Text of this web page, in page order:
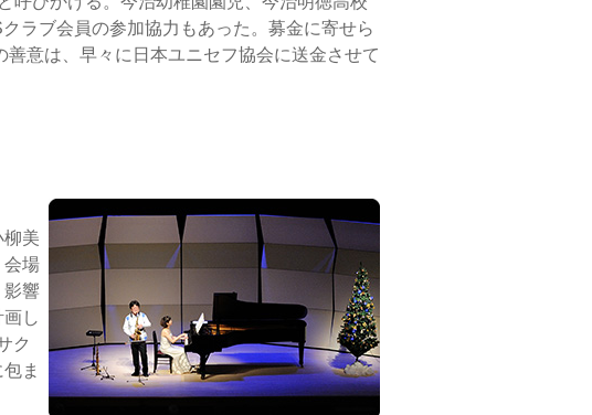
ラブ会員の参加協力もあった。募金に寄せら
善意は、早々に日本ユニセフ協会に送金させて
美
会場
響
し
ク
ま